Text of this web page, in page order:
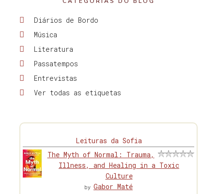
Diários de Bordo
Música
Literatura
Passatempos
Entrevistas
Ver todas as etiquetas
Leituras da Sofia
The Myth of Normal: Trauma,
Illness, and Healing in a Toxic
Culture
by Gabor Maté